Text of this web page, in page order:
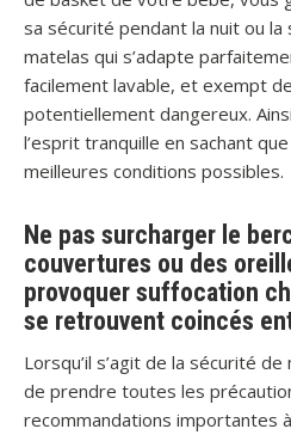
sa sécurité pendant la nuit ou la
matelas qui s’adapte
facilement lavable, et exempt
potentiellement dangereux.
l’esprit tranquille en sachant
meilleures conditions possibles.
Ne pas surcharger le
couvertures ou des
provoquer suffocation
se retrouvent coincés
Lorsqu’il s’agit de la sécurité
de prendre toutes les
recommandations importantes